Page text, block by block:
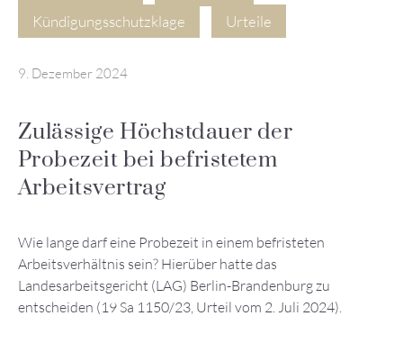
Kündigungsschutzklage
Urteile
9. Dezember 2024
Zulässige Höchstdauer der
Probezeit bei befristetem
Arbeitsvertrag
Wie lange darf eine Probezeit in einem befristeten
Arbeitsverhältnis sein? Hierüber hatte das
Landesarbeitsgericht (LAG) Berlin-Brandenburg zu
entscheiden (19 Sa 1150/23, Urteil vom 2. Juli 2024).